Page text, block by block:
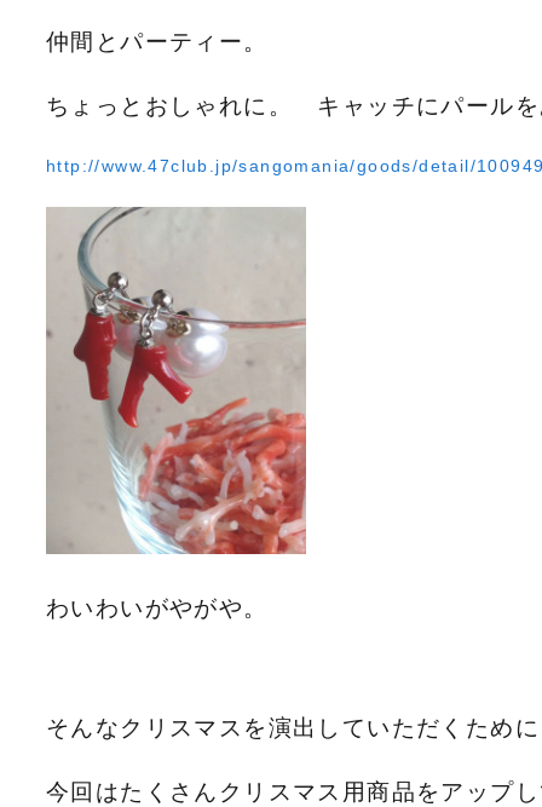
仲間とパーティー。
ちょっとおしゃれに。 キャッチにパール
http://www.47club.jp/sangomania/goods/detail/
わいわいがやがや。
そんなクリスマスを演出していただくために
今回はたくさんクリスマス用商品をアップ